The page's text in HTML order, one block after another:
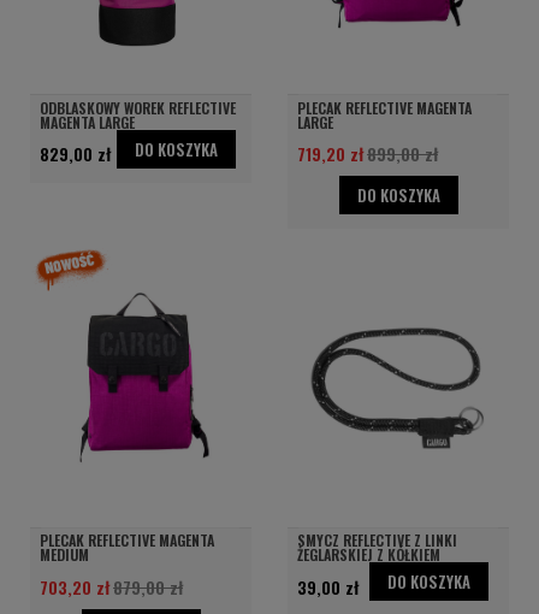
ODBLASKOWY WOREK REFLECTIVE
MAGENTA LARGE
829,00 zł DO KOSZYKA
PLECAK REFLECTIVE MAGENTA
LARGE
719,20 zł899,00 zł
DO KOSZYKA
PLECAK REFLECTIVE MAGENTA
MEDIUM
703,20 zł879,00 zł
SMYCZ REFLECTIVE Z LINKI
ŻEGLARSKIEJ Z KÓŁKIEM
39,00 zł DO KOSZYKA